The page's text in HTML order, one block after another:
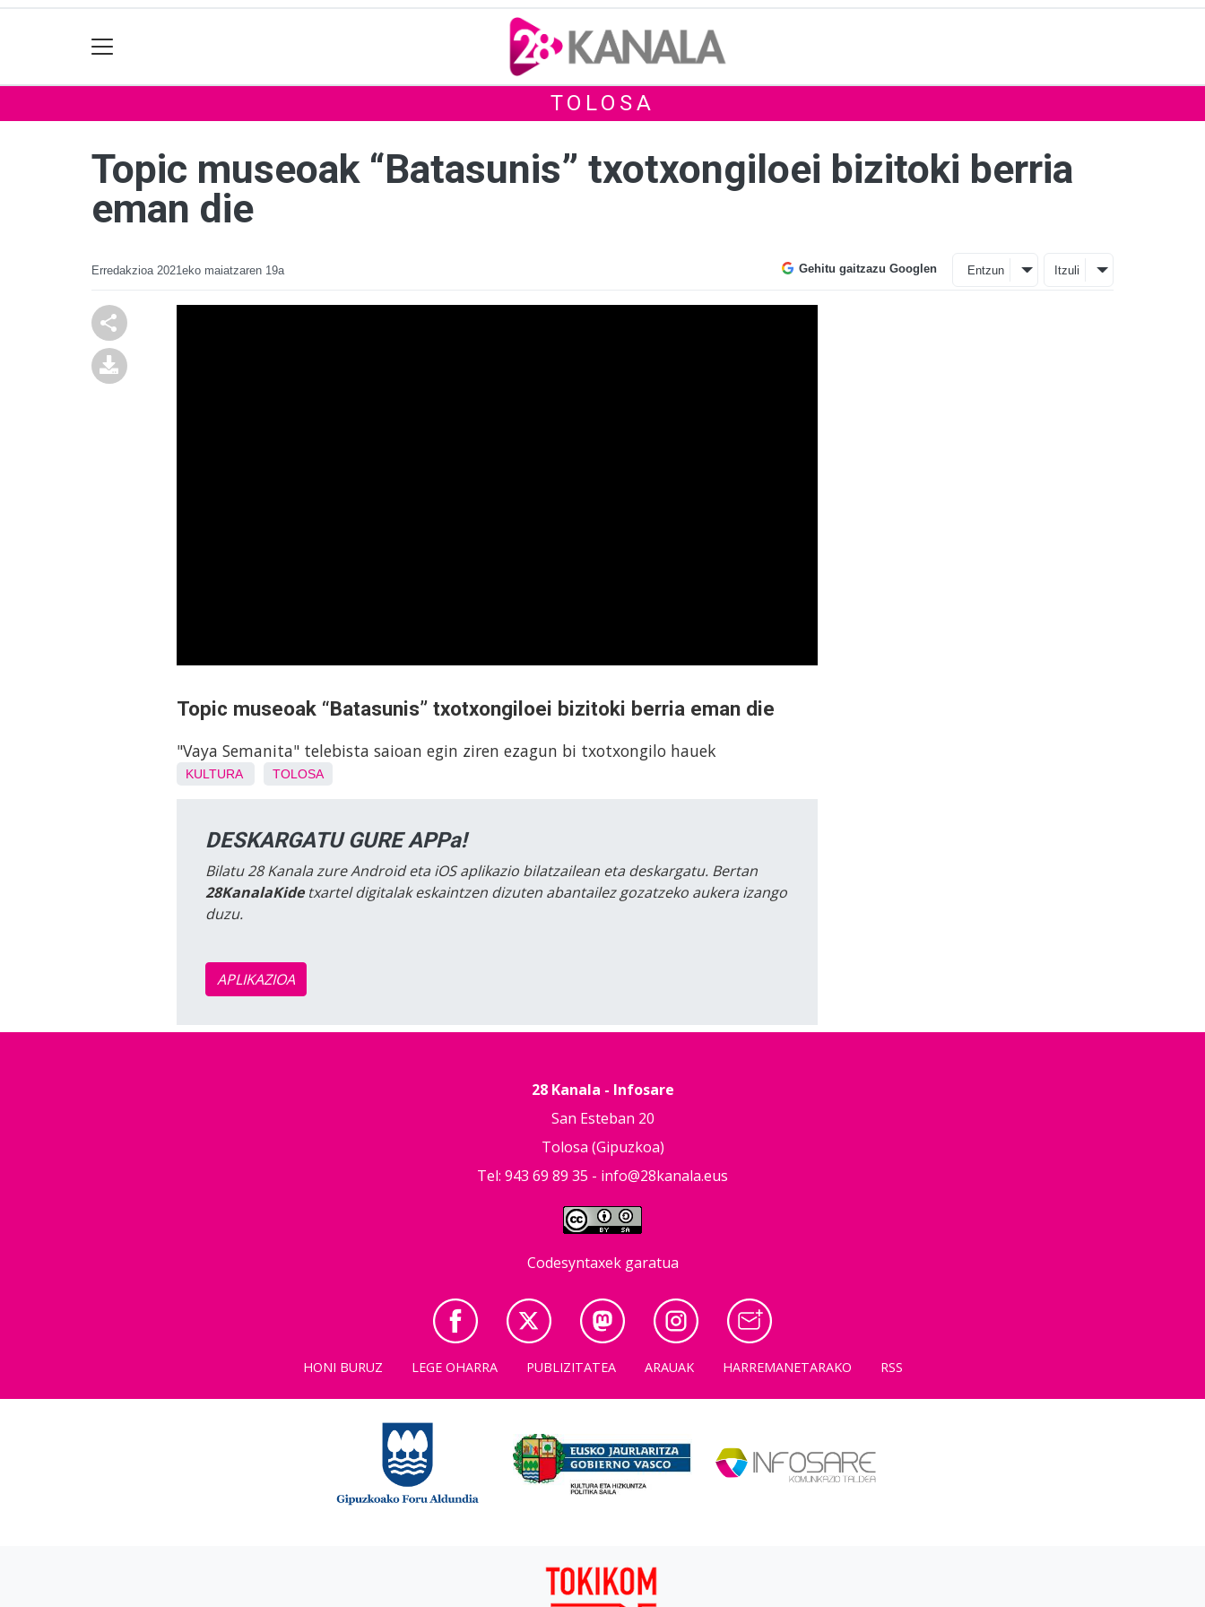
TOLOSA
Topic museoak “Batasunis” txotxongiloei bizitoki berria
eman die
Erredakzioa 2021eko maiatzaren 19a Gehitu gaitzazu Googlen Entzun Itzuli
Topic museoak “Batasunis” txotxongiloei bizitoki berria eman die
"Vaya Semanita" telebista saioan egin ziren ezagun bi txotxongilo hauek
KULTURA TOLOSA
DESKARGATU GURE APPa!
Bilatu 28 Kanala zure Android eta iOS aplikazio bilatzailean eta deskargatu. Bertan
28KanalaKidetxartel digitalak eskaintzen dizuten abantailez gozatzeko aukera izango
duzu.
APLIKAZIOA
28 Kanala - Infosare
San Esteban 20
Tolosa (Gipuzkoa)
Tel: 943 69 89 35 - info@28kanala.eus
Codesyntaxek garatua
HONI BURUZ LEGE OHARRA PUBLIZITATEA ARAUAK HARREMANETARAKO RSS